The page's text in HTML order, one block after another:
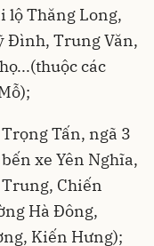
lộ Thăng Long,
Đình, Trung Văn,
các
Tấn, ngã 3
xe Yên Nghĩa,
Chiến
Hà Đông,
Kiến Hưng);